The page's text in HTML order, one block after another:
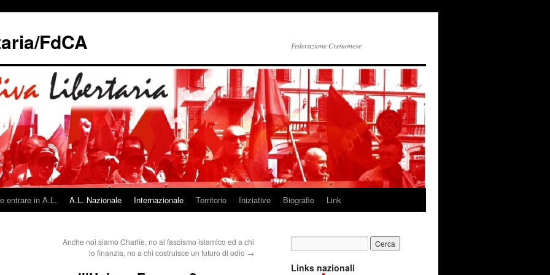
FdCA Federazione Cremonese
entrare in A.L. A.L. Nazionale Internazionale Territorio Iniziative Biografie Link
Anche noi siamo Charlie, no al fascismo islamico ed a chi
lo finanzia, no a chi costruisce un futuro di odio →
Links nazionali